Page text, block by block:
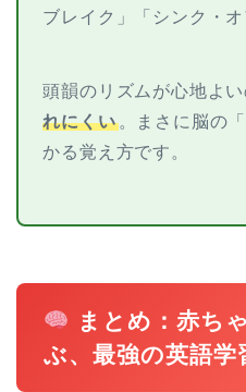
ブレイク」「シンク・
頭韻のリズムが心地よい
れにくい。まさに脳の
かる覚え方です。
まとめ：赤ち
ぶ、最強の英語学